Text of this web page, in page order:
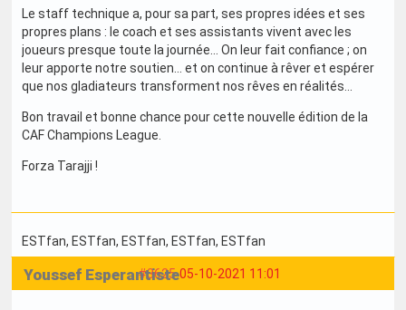
Le staff technique a, pour sa part, ses propres idées et ses
propres plans : le coach et ses assistants vivent avec les
joueurs presque toute la journée... On leur fait confiance ; on
leur apporte notre soutien... et on continue à rêver et espérer
que nos gladiateurs transforment nos rêves en réalités...
Bon travail et bonne chance pour cette nouvelle édition de la
CAF Champions League.
Forza Tarajji !
ESTfan, ESTfan, ESTfan, ESTfan, ESTfan
#3625 05-10-2021 11:01
Youssef Esperantiste